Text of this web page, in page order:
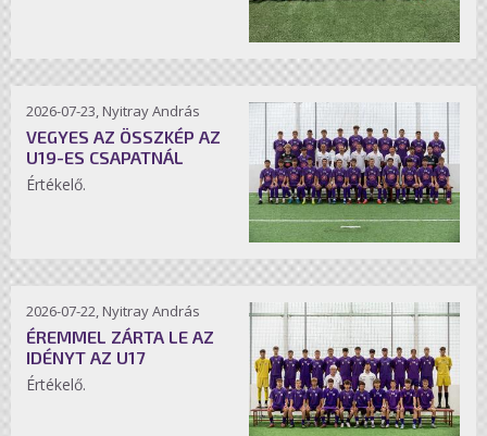
2026-07-23, Nyitray András
VEGYES AZ ÖSSZKÉP AZ
U19-ES CSAPATNÁL
Értékelő.
2026-07-22, Nyitray András
ÉREMMEL ZÁRTA LE AZ
IDÉNYT AZ U17
Értékelő.